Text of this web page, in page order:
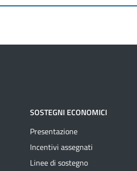
SOSTEGNI ECONOMICI
Presentazione
Incentivi assegnati
Linee di sostegno